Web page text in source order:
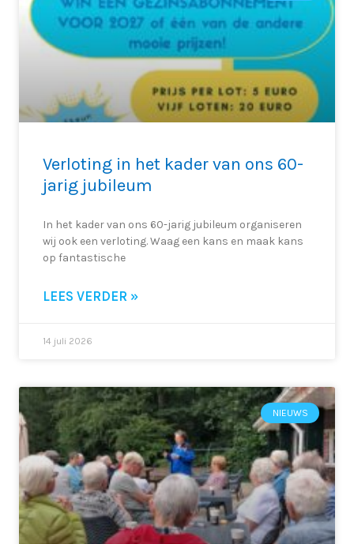
Verloting in het kader van ons 60-
jarig jubileum
In het kader van ons 60-jarig jubileum organiseren
wij ook een verloting. Waag een kans en maak kans
op fantastische
LEES VERDER »
14 juli 2026
NIEUWS